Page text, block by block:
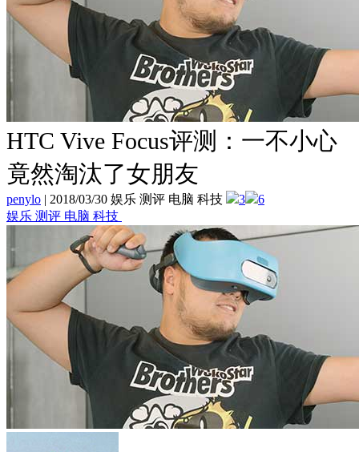
HTC Vive Focus评测：一不小心
竟然淘汰了女朋友
penylo | 2018/03/30 娱乐 测评 电脑 科技 3
6
娱乐 测评 电脑 科技